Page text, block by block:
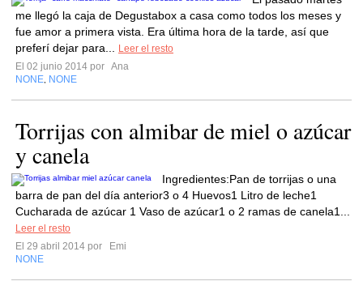
me llegó la caja de Degustabox a casa como todos los meses y
fue amor a primera vista. Era última hora de la tarde, así que
preferí dejar para...
Leer el resto
El 02 junio 2014 por Ana
NONE NONE
Torrijas con almibar de miel o azúcar
y canela
Ingredientes:Pan de torrijas o una
barra de pan del día anterior3 o 4 Huevos1 Litro de leche1
Cucharada de azúcar 1 Vaso de azúcar1 o 2 ramas de canela1...
Leer el resto
El 29 abril 2014 por
Emi
NONE